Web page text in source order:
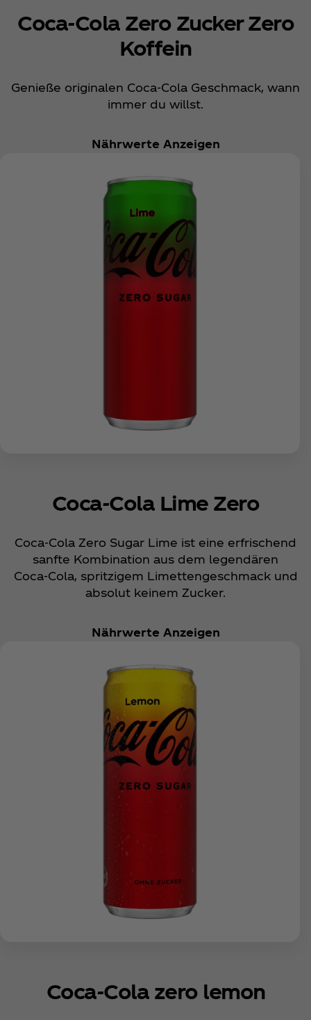
Coca‑Cola Zero Zucker Zero
Koffein
Genieße originalen Coca‑Cola Geschmack, wann
immer du willst.
Nährwerte Anzeigen
Coca‑Cola Lime Zero
Coca‑Cola Zero Sugar Lime ist eine erfrischend
sanfte Kombination aus dem legendären
Coca‑Cola, spritzigem Limettengeschmack und
absolut keinem Zucker.
Nährwerte Anzeigen
Coca‑Cola zero lemon